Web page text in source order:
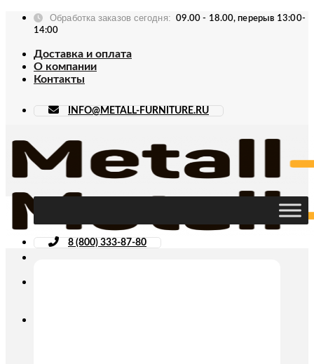
Skip
Обработка заказов сегодня:
09.00 - 18.00, перерыв 13:00-
14:00
Доставка и оплата
О компании
Контакты
INFO@METALL-FURNITURE.RU
8 (800) 333-87-80